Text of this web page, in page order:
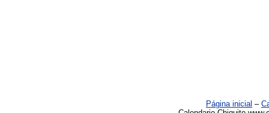
Página inicial –